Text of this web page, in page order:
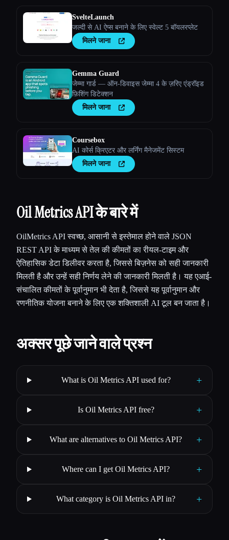
SvelteLaunch
जल्दी से AI ऐप्स बनाने के लिए स्वेल्ट 5 बॉयलरप्लेट
मिलने जाना
Gemma Guard
जेम्मा गार्ड — ऑन-डिवाइस जेम्मा 4 के ज़रिए एंड्रॉइड
फ़िशिंग डिटेक्शन
मिलने जाना
Coursebox
AI कोर्स क्रिएटर और लर्निंग मैनेजमेंट सिस्टम
मिलने जाना
Oil Metrics API के बारे में
OilMetrics API स्वच्छ, आसानी से इस्तेमाल होने वाले JSON
REST API के माध्यम से तेल की कीमतों का रीयल-टाइम और
ऐतिहासिक डेटा डिलीवर करता है, जिससे बिज़नेस को सही जानकारी
मिलती है और उन्हें सही निर्णय लेने की जानकारी मिलती है। यह एआई-
संचालित कीमतों के पूर्वानुमान भी देता है, जिससे यह पूर्वानुमान और
रणनीतिक योजना बनाने के लिए एक शक्तिशाली AI टूल बन जाता है।
अक्सर पूछे जाने वाले प्रश्न
What is Oil Metrics API used for? +
Is Oil Metrics API free? +
What are alternatives to Oil Metrics API? +
Where can I get Oil Metrics API? +
What category is Oil Metrics API in? +